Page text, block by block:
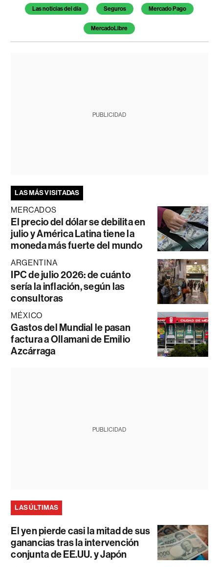
Las noticias del día Seguros Mercado Pago
MercadoLibre
PUBLICIDAD
LAS MÁS VISITADAS
MERCADOS
El precio del dólar se debilita en
julio y América Latina tiene la
moneda más fuerte del mundo
ARGENTINA
IPC de julio 2026: de cuánto
sería la inflación, según las
consultoras
MÉXICO
Gastos del Mundial le pasan
factura a Ollamani de Emilio
Azcárraga
PUBLICIDAD
LAS ÚLTIMAS
El yen pierde casi la mitad de sus
ganancias tras la intervención
conjunta de EE.UU. y Japón